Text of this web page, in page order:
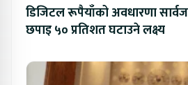
डिजिटल रूपैयाँको अवधारणा
छपाइ ५० प्रतिशत घटाउने लक्ष्य